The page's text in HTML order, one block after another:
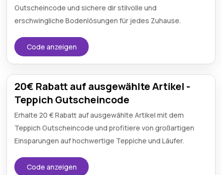
Gutscheincode und sichere dir stilvolle und
erschwingliche Bodenlösungen für jedes Zuhause.
Code anzeigen
20€ Rabatt auf ausgewählte Artikel -
Teppich Gutscheincode
Erhalte 20 € Rabatt auf ausgewählte Artikel mit dem
Teppich Gutscheincode und profitiere von großartigen
Einsparungen auf hochwertige Teppiche und Läufer.
Code anzeigen